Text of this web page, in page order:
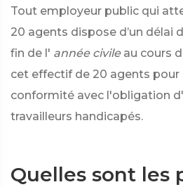
Tout employeur public qui
20 agents dispose d’un délai
fin de l' année civile au cours
cet effectif de 20 agents pour
conformité avec l'obligation
travailleurs handicapés.
Quelles sont les